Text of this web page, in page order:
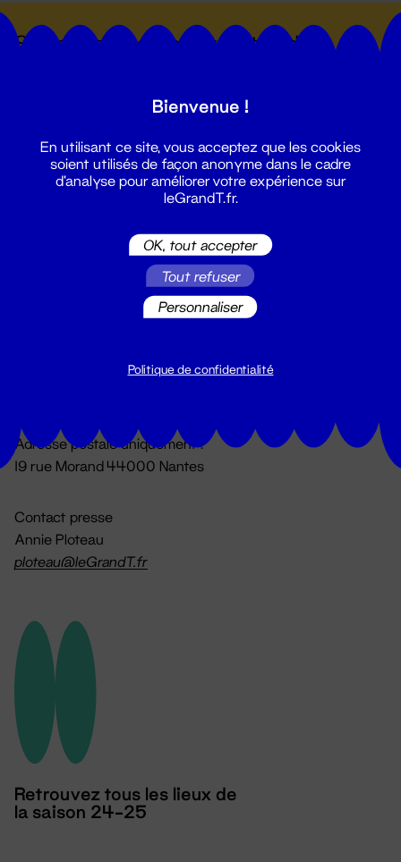
Suivez toutes les actualités du
Du lundi au vendredi 14h → 18h
Adresse postale uniquement :
19 rue Morand 44000 Nantes
Contact presse
Annie Ploteau
ploteau@leGrandT.fr
Retrouvez tous les lieux de
la saison 24-25
Bienvenue !
En utilisant ce site, vous acceptez que les cookies
soient utilisés de façon anonyme dans le cadre
d'analyse pour améliorer votre expérience sur
leGrandT.fr.
OK, tout accepter
Tout refuser
Personnaliser
Politique de confidentialité